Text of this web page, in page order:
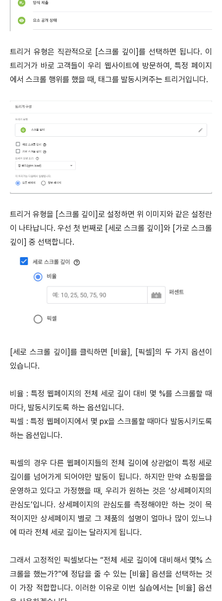
트리거 유형은 직관적으로 [스크롤 깊이]를 선택하면 됩니다. 이
트리거가 바로 고객들이 우리 웹사이트에 방문하여, 특정 페이지
에서 스크롤 행위를 했을 때, 태그를 발동시켜주는 트리거입니다.
트리거 유형을 [스크롤 깊이]로 설정하면 위 이미지와 같은 설정란
이 나타납니다. 우선 첫 번째로 [세로 스크롤 깊이]와 [가로 스크롤
깊이] 중 선택합니다.
[세로 스크롤 깊이]를 클릭하면 [비율], [픽셀]의 두 가지 옵션이
있습니다.
비율 : 특정 웹페이지의 전체 세로 길이 대비 몇 %를 스크롤할 때
마다, 발동시키도록 하는 옵션입니다.
픽셀 : 특정 웹페이지에서 몇 px을 스크롤할 때마다 발동시키도록
하는 옵션입니다.
픽셀의 경우 다른 웹페이지들의 전체 길이에 상관없이 특정 세로
길이를 넘어가게 되어야만 발동이 됩니다. 하지만 만약 쇼핑몰을
운영하고 있다고 가정했을 때, 우리가 원하는 것은 ‘상세페이지의
관심도’입니다. 상세페이지의 관심도를 측정해야만 하는 것이 목
적이지만 상세페이지 별로 그 제품의 설명이 얼마나 많이 있느냐
에 따라 전체 세로 길이는 달라지게 됩니다.
그래서 고정적인 픽셀보다는 “전체 세로 길이에 대비해서 몇% 스
크롤을 했는가?”에 정답을 줄 수 있는 [비율] 옵션을 선택하는 것
이 가장 적합합니다. 이러한 이유로 이번 실습에서는 [비율] 옵션